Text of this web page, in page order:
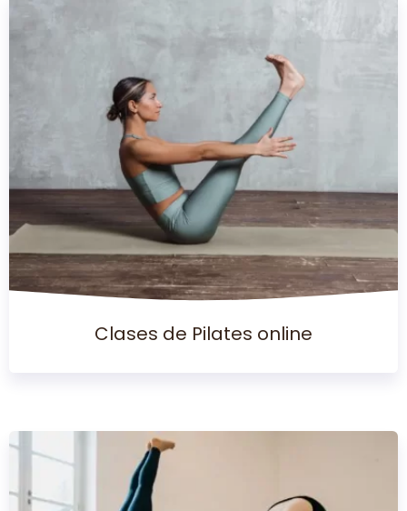
Clases de Pilates online